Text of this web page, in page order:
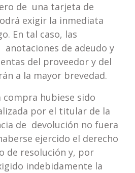
de una tarjeta de
exigir la inmediata
En tal caso, las
de adeudo y
del proveedor y del
a la mayor brevedad.
compra hubiese sido
por el titular de la
de devolución no fuera
ejercido el derecho
de resolución y, por
indebidamente la